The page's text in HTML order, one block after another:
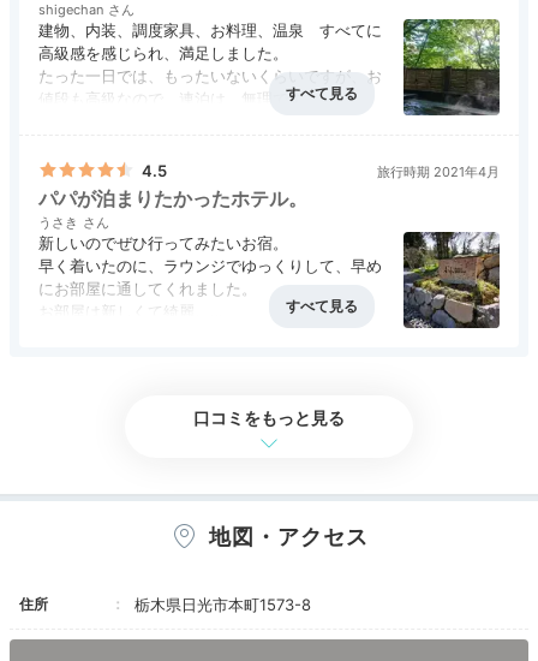
keikoooko
緑を眺めながら滞在できる、温泉付きのお部屋に泊まり
ました。クラシックなインテリアです。
+4
Lounge
16:00
shigechan
建物、内装、調度家具、お料理、温泉 すべてに
高級感を感じられ、満足しました。
たった一日では、もったいないくらいですが、お
値段も高級なので、連泊は、無理です。
散策する と言っていました。羨ましいかぎりで
す。ホテル周辺も、見どころ満載ですので、
2泊3日だと、少しは、充実した時間が過ごせる
かな？と思います。
4.5 旅行時期 2021年4月
パパが泊まりたかったホテル。
うさき
新しいのでぜひ行ってみたいお宿。
早く着いたのに、ラウンジでゆっくりして、早め
にお部屋に通してくれました。
お部屋は新しくて綺麗。
食事は今回ルームサービスにしました。
エビアン、ビール、アイスが食べ放題です。
入っていると、スベスベになったみたい。
口コミをもっと見る
地図・アクセス
住所 栃木県日光市本町1573-8